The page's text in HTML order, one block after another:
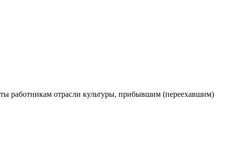
работникам отрасли культуры, прибывшим (переехавшим)